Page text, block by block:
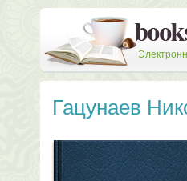
Гацунаев